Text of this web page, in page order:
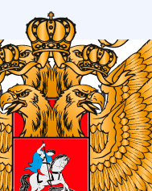
(типовой)
/ 19